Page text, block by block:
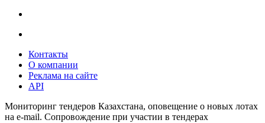
Контакты
О компании
Реклама на сайте
API
Мониторинг тендеров Казахстана, оповещение о новых лотах
на e-mail. Сопровождение при участии в тендерах